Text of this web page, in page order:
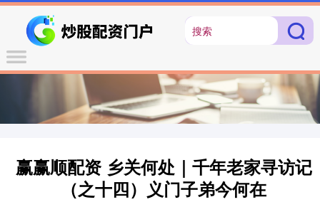
赢赢顺配资 乡关何处｜千年老家寻访记
（之十四）义门子弟今何在